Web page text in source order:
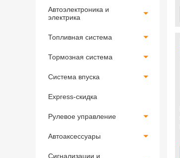
Автоэлектроника и
электрика
Топливная система
Тормозная система
Система впуска
Express-скидка
Рулевое управление
Автоаксессуары
Сигнализации и